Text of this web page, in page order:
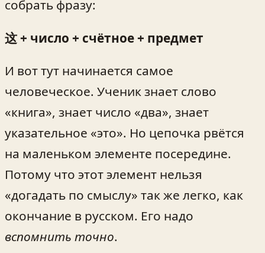
собрать фразу:
这 + число + счётное + предмет
И вот тут начинается самое
человеческое. Ученик знает слово
«книга», знает число «два», знает
указательное «это». Но цепочка рвётся
на маленьком элементе посередине.
Потому что этот элемент нельзя
«догадать по смыслу» так же легко, как
окончание в русском. Его надо
вспомнить точно.